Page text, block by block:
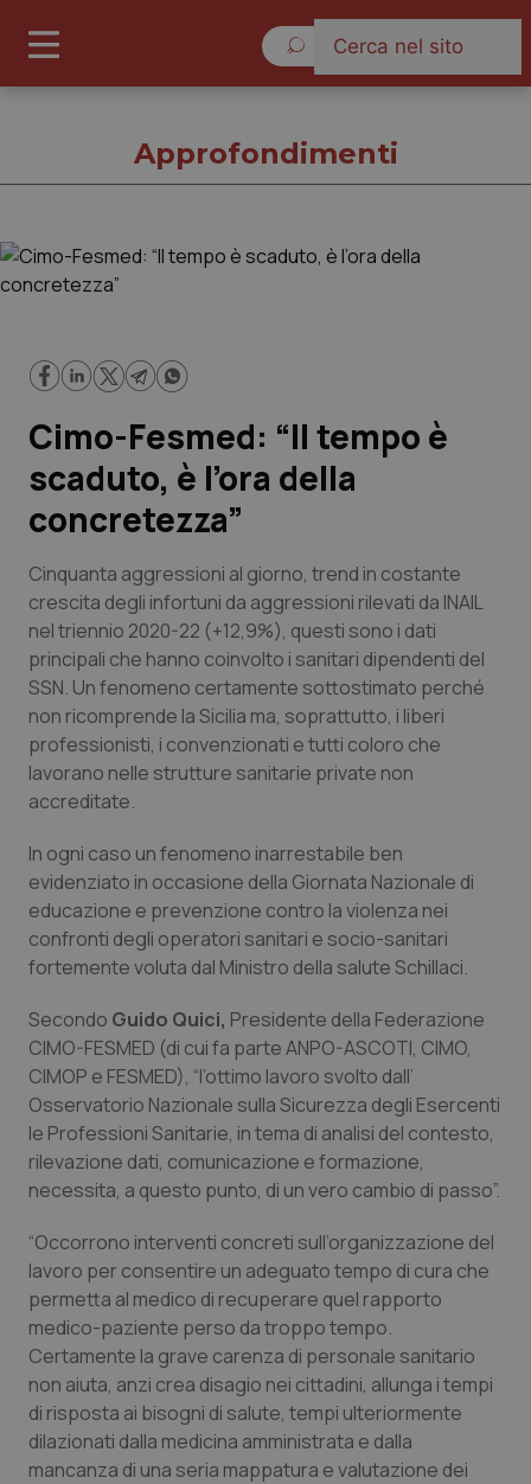
Governo e Parlamento
Regioni e Asl
Lavoro e Professioni
Scienza e Farmaci
Studi e Analisi
Lettere al direttore
Edizioni Regionali
Professionisti Sanitari.AI
Abruzzo
Basilicata
Calabria
Campania
Emilia-Romagna
Friuli Venezia Giulia
Lazio
Liguria
Lombardia
QS Pro Gold
Artrite & artrosi
Asma & BPCO
Car-T
Colesterolo & coronaropatie
Dermatite Atopica
Diabete & glucometri
Disturbi dell’umore
Dolore
QS Club Newsletter
Approfondimenti
Cimo-Fesmed: “Il tempo è
scaduto, è l’ora della
concretezza”
Cinquanta aggressioni al giorno, trend in costante
crescita degli infortuni da aggressioni rilevati da INAIL
nel triennio 2020-22 (+12,9%), questi sono i dati
principali che hanno coinvolto i sanitari dipendenti del
SSN. Un fenomeno certamente sottostimato perché
non ricomprende la Sicilia ma, soprattutto, i liberi
professionisti, i convenzionati e tutti coloro che
lavorano nelle strutture sanitarie private non
accreditate.
In ogni caso un fenomeno inarrestabile ben
evidenziato in occasione della Giornata Nazionale di
educazione e prevenzione contro la violenza nei
confronti degli operatori sanitari e socio-sanitari
fortemente voluta dal Ministro della salute Schillaci.
Secondo Guido Quici, Presidente della Federazione
CIMO-FESMED (di cui fa parte ANPO-ASCOTI, CIMO,
CIMOP e FESMED), “l’ottimo lavoro svolto dall’
Osservatorio Nazionale sulla Sicurezza degli Esercenti
le Professioni Sanitarie, in tema di analisi del contesto,
rilevazione dati, comunicazione e formazione,
necessita, a questo punto, di un vero cambio di passo”.
“Occorrono interventi concreti sull’organizzazione del
lavoro per consentire un adeguato tempo di cura che
permetta al medico di recuperare quel rapporto
medico-paziente perso da troppo tempo.
Certamente la grave carenza di personale sanitario
non aiuta, anzi crea disagio nei cittadini, allunga i tempi
di risposta ai bisogni di salute, tempi ulteriormente
dilazionati dalla medicina amministrata e dalla
mancanza di una seria mappatura e valutazione dei